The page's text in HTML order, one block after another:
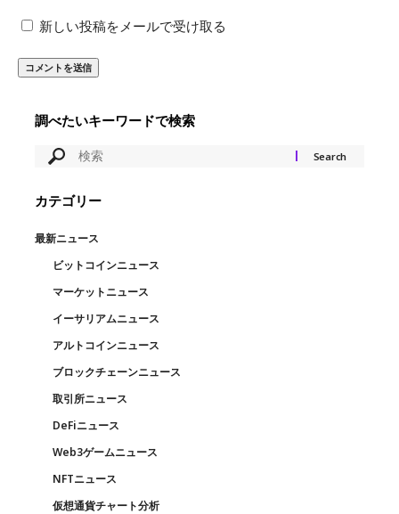
新しい投稿をメールで受け取る
調べたいキーワードで検索
カテゴリー
最新ニュース
ビットコインニュース
マーケットニュース
イーサリアムニュース
アルトコインニュース
ブロックチェーンニュース
取引所ニュース
DeFiニュース
Web3ゲームニュース
NFTニュース
仮想通貨チャート分析